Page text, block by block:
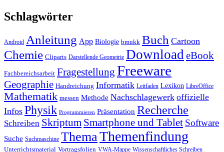
Schlagwörter
Android Anleitung App Biologie bmukk Buch Cartoon
Chemie Cliparts Darstellende Geometrie DownloadeBook
Fachbereichsarbeit Fragestellung Freeware
Geographie Handreichung Informatik Leitfaden Lexikon LibreOffice
Mathematik messen Methode Nachschlagewerk offizielle
Infos Physik Programmieren Präsentation Recherche
Schreiben Skriptum Smartphone und Tablet Software
Suche Suchmaschine ThemaThemenfindung
Unterrichtsmaterial Vortragsfolien VWA-Mappe Wissenschaftliches Schreiben